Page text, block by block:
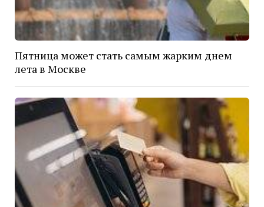
Пятница может стать самым жарким днем
лета в Москве